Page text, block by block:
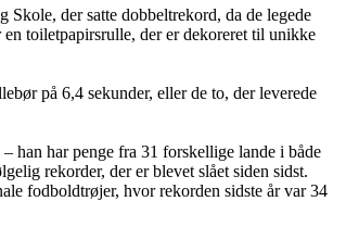
der satte dobbeltrekord, da de legede
toiletpapirsrulle, der er dekoreret til unikke
på 6,4 sekunder, eller de to, der leverede
han har penge fra 31 forskellige lande i både
rekorder, der er blevet slået siden sidst.
fodboldtrøjer, hvor rekorden sidste år var 34